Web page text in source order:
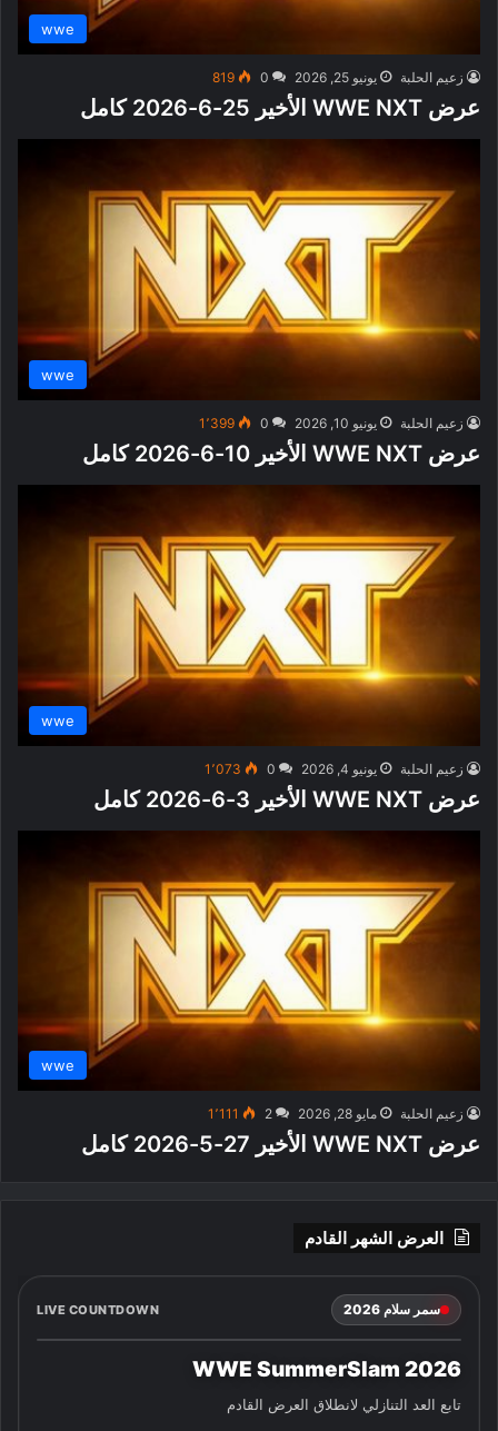
wwe
زعيم الحلبة يونيو 25, 2026 0
819
عرض WWE NXT الأخير 25-6-2026 كامل
wwe
زعيم الحلبة يونيو 10, 2026 0 1٬399
عرض WWE NXT الأخير 10-6-2026 كامل
wwe
زعيم الحلبة يونيو 4, 2026 0 1٬073
عرض WWE NXT الأخير 3-6-2026 كامل
wwe
زعيم الحلبة مايو 28, 2026 2 1٬111
عرض WWE NXT الأخير 27-5-2026 كامل
العرض الشهر القادم
سمر سلام 2026 LIVE COUNTDOWN
WWE SummerSlam 2026
تابع العد التنازلي لانطلاق العرض القادم